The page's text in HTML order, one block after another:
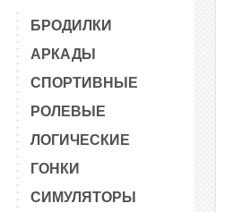
БРОДИЛКИ
АРКАДЫ
СПОРТИВНЫЕ
РОЛЕВЫЕ
ЛОГИЧЕСКИЕ
ГОНКИ
СИМУЛЯТОРЫ